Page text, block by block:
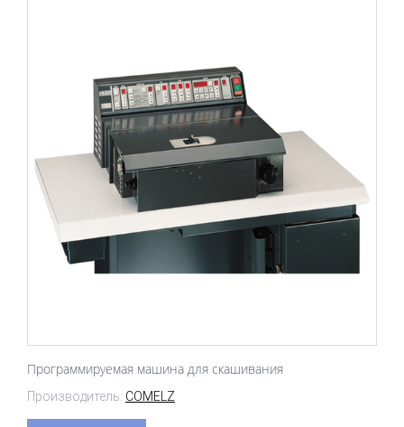
Программируемая машина для скашивания
Производитель: COMELZ